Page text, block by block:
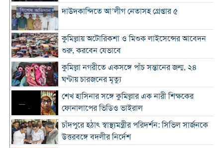
দাউদকান্দিতে আ’লীগ নেতাসহ গ্রেপ্তার ৫
কুমিল্লায় অটোরিকশা ও মিশুক লাইসেন্সের আবেদন
শুরু, করবেন যেভাবে
কুমিল্লা নগরীতে একসঙ্গে পাঁচ সন্তানের জন্ম, ২৪
ঘণ্টায় চারজনের মৃত্যু
শেখ হাসিনার সঙ্গে কুমিল্লার এক নারী শিক্ষকের
ফোনালাপের ভিডিও ভাইরাল
চাঁদপুরে হঠাৎ স্বাস্থ্যমন্ত্রীর পরিদর্শন: সিভিল সার্জনকে
উত্তরবঙ্গে বদলীর নির্দেশ